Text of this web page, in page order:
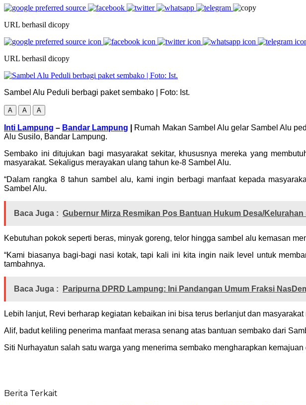
URL berhasil dicopy
URL berhasil dicopy
Sambel Alu Peduli berbagi paket sembako | Foto: Ist.
A A A
Inti Lampung – Bandar Lampung
Rumah Makan Sambel Alu gelar Sambel Alu
Alu Susilo, Bandar Lampung.
Sembako ini ditujukan bagi masyarakat sekitar, khususnya mereka yang
masyarakat. Sekaligus merayakan ulang tahun ke-8 Sambel Alu.
“Dalam rangka 8 tahun sambel alu, kami ingin berbagi manfaat kepada
Sambel Alu.
Baca Juga : Gubernur Mirza Resmikan Pos Bantuan Hukum Desa/Kelurahan
Kebutuhan pokok seperti beras, minyak goreng, telor hingga sambel alu kemasan
“Kami biasanya bagi-bagi nasi kotak, tapi kali ini kita ingin naik level untuk
tambahnya.
Baca Juga : Paripurna DPRD Lampung: Ini Pandangan Umum Fraksi
Lebih lanjut, Revi berharap kegiatan kebaikan ini bisa terus berlanjut dan masyarakat
Alif, badut keliling penerima manfaat merasa senang atas bantuan sembako dari
Siti Nurhayatun salah satu warga yang menerima sembako mengharapkan
Berita Terkait